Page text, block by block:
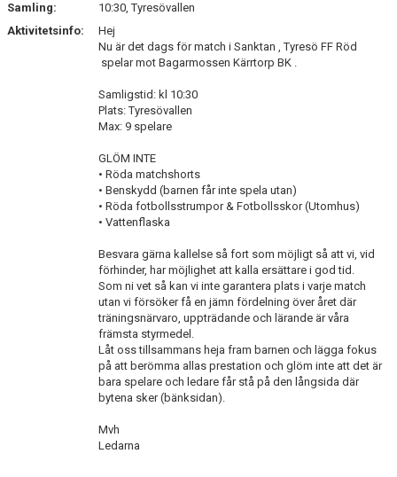
Samling:
10:30, Tyresövallen
Aktivitetsinfo:
Hej
Nu är det dags för match i Sanktan , Tyresö FF Röd
spelar mot Bagarmossen Kärrtorp BK .
Samligstid: kl 10:30
Plats: Tyresövallen
Max: 9 spelare
GLÖM INTE
• Röda matchshorts
• Benskydd (barnen får inte spela utan)
• Röda fotbollsstrumpor & Fotbollsskor (Utomhus)
• Vattenflaska
Besvara gärna kallelse så fort som möjligt så att vi, vid
förhinder, har möjlighet att kalla ersättare i god tid.
Som ni vet så kan vi inte garantera plats i varje match
utan vi försöker få en jämn fördelning över året där
träningsnärvaro, uppträdande och lärande är våra
främsta styrmedel.
Låt oss tillsammans heja fram barnen och lägga fokus
på att berömma allas prestation och glöm inte att det är
bara spelare och ledare får stå på den långsida där
bytena sker (bänksidan).
Mvh
Ledarna